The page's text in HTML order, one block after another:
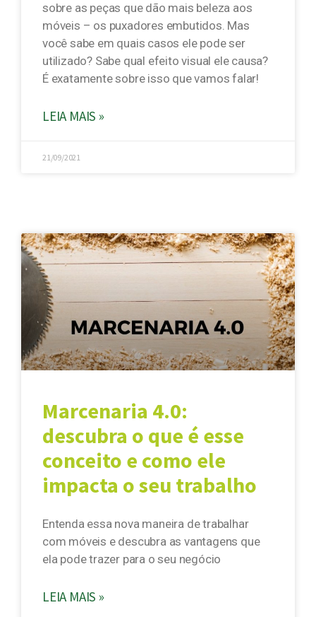
sobre as peças que dão mais beleza aos
móveis – os puxadores embutidos. Mas
você sabe em quais casos ele pode ser
utilizado? Sabe qual efeito visual ele causa?
É exatamente sobre isso que vamos falar!
LEIA MAIS »
21/09/2021
Marcenaria 4.0:
descubra o que é esse
conceito e como ele
impacta o seu trabalho
Entenda essa nova maneira de trabalhar
com móveis e descubra as vantagens que
ela pode trazer para o seu negócio
LEIA MAIS »